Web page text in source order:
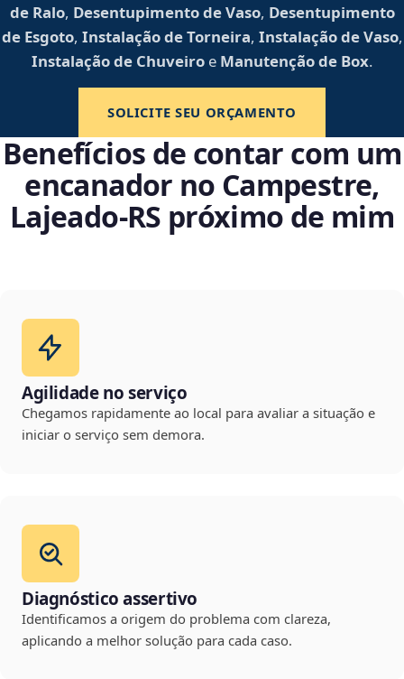
de Ralo, Desentupimento de Vaso, Desentupimento
de Esgoto, Instalação de Torneira, Instalação de Vaso,
Instalação de Chuveiroe Manutenção de Box.
SOLICITE SEU ORÇAMENTO
Benefícios de contar com um
encanador no Campestre,
Lajeado‑RS próximo de mim
Agilidade no serviço
Chegamos rapidamente ao local para avaliar a situação e
iniciar o serviço sem demora.
Diagnóstico assertivo
Identificamos a origem do problema com clareza,
aplicando a melhor solução para cada caso.